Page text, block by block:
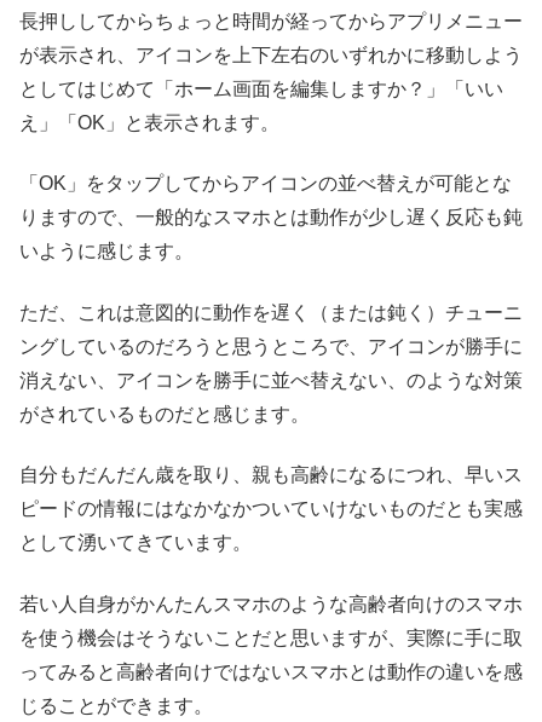
長押ししてからちょっと時間が経ってからアプリメニュー
が表示され、アイコンを上下左右のいずれかに移動しよう
としてはじめて「ホーム画面を編集しますか？」「いい
え」「OK」と表示されます。
「OK」をタップしてからアイコンの並べ替えが可能とな
りますので、一般的なスマホとは動作が少し遅く反応も鈍
いように感じます。
ただ、これは意図的に動作を遅く（または鈍く）チューニ
ングしているのだろうと思うところで、アイコンが勝手に
消えない、アイコンを勝手に並べ替えない、のような対策
がされているものだと感じます。
自分もだんだん歳を取り、親も高齢になるにつれ、早いス
ピードの情報にはなかなかついていけないものだとも実感
として湧いてきています。
若い人自身がかんたんスマホのような高齢者向けのスマホ
を使う機会はそうないことだと思いますが、実際に手に取
ってみると高齢者向けではないスマホとは動作の違いを感
じることができます。